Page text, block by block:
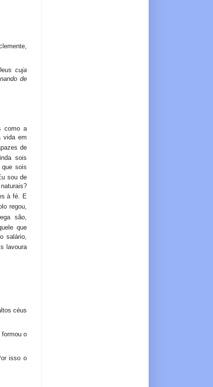
cuja
ndo de
como a
vida em
de
sois
sois
sou de
à fé. E
regou,
são,
que
salário,
lavoura
céus
formou o
isso o